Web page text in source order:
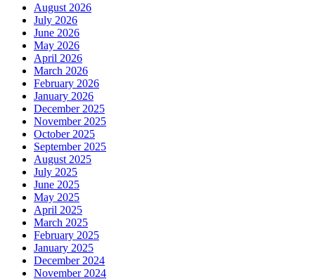
August 2026
July 2026
June 2026
May 2026
April 2026
March 2026
February 2026
January 2026
December 2025
November 2025
October 2025
September 2025
August 2025
July 2025
June 2025
May 2025
April 2025
March 2025
February 2025
January 2025
December 2024
November 2024